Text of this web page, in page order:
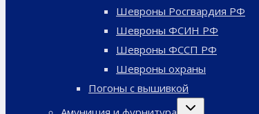
Шевроны Росгвардия РФ
Шевроны ФСИН РФ
Шевроны ФССП РФ
Шевроны охраны
Погоны с вышивкой
Переключить